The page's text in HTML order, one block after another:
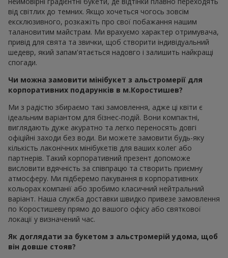
від світлих до темних. Якщо хочеться чогось зовсім
ексклюзивного, розкажіть про свої побажання нашим
талановитим майстрам. Ми врахуємо характер отримувача,
привід для свята та звички, щоб створити індивідуальний
шедевр, який запам'ятається надовго і залишить найкращі
спогади.
Чи можна замовити мінібукет з альстромерії для
корпоративних подарунків в м.Коростишев?
Ми з радістю збираємо такі замовлення, адже ці квіти є
ідеальним варіантом для бізнес-подій. Вони компактні,
виглядають дуже акуратно та легко переносять довгі
офіційні заходи без води. Ви можете замовити будь-яку
кількість лаконічних мінібукетів для ваших колег або
партнерів. Такий корпоративний презент допоможе
висловити вдячність за співпрацю та створить приємну
атмосферу. Ми підберемо пакування в корпоративних
кольорах компанії або зробимо класичний нейтральний
варіант. Наша служба доставки швидко привезе замовлення
по Коростишеву прямо до вашого офісу або святкової
локації у визначений час.
Як доглядати за букетом з альстромерій удома, щоб
він довше стояв?